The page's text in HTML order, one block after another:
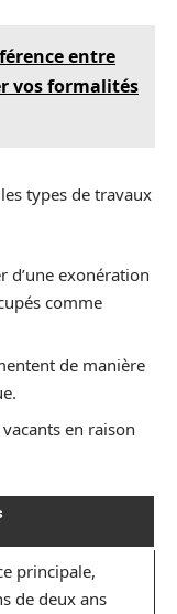
entre
vos formalités
types de travaux
d’une exonération
comme
de manière
en raison
principale,
de deux ans